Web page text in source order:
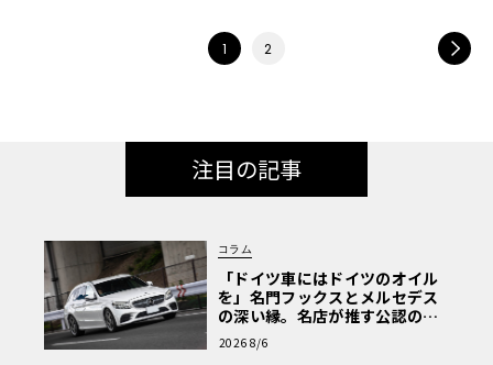
1 2
注目の記事
コラム
「ドイツ車にはドイツのオイル
を」名門フックスとメルセデス
の深い縁。名店が推す公認の安
心と、Cクラスで味わうシルキー
な走り〈PR〉
2026 8/6